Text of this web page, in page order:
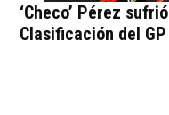
‘Checo’ Pérez
Clasificación del